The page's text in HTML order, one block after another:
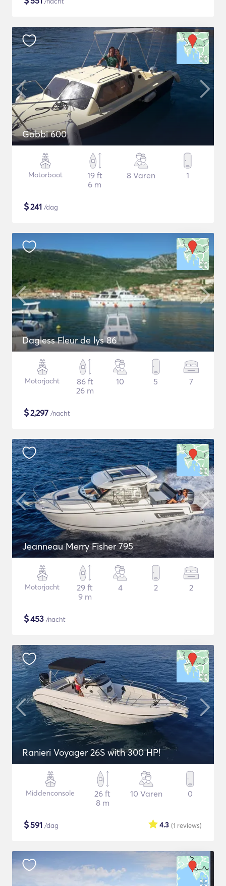
Gobbi 600
Motorboot
19 ft
6 m
8 Varen 1
$241 /dag
Dagless Fleur de lys 86
Motorjacht
86 ft
26 m
10 5 7
$2,297 /nacht
Jeanneau Merry Fisher 795
Motorjacht
29 ft
9 m
4 2 2
$453 /nacht
Ranieri Voyager 26S with 300 HP!
Middenconsole
26 ft
8 m
10 Varen 0
$591 /dag (1 reviews)
4.3